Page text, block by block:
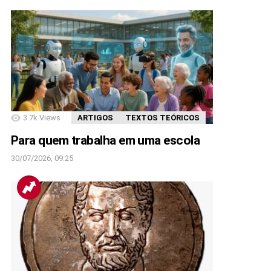
3.7k Views ARTIGOS TEXTOS TEÓRICOS
Para quem trabalha em uma escola
30/07/2026, 09:25